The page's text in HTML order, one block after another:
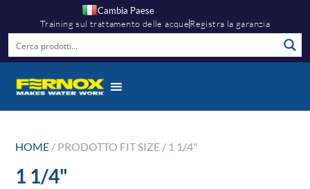
Cambia Paese
Training sul trattamento delle acqueRegistra la garanzia
HOME / PRODOTTO FIT SIZE / 1 1/4"
1 1/4"